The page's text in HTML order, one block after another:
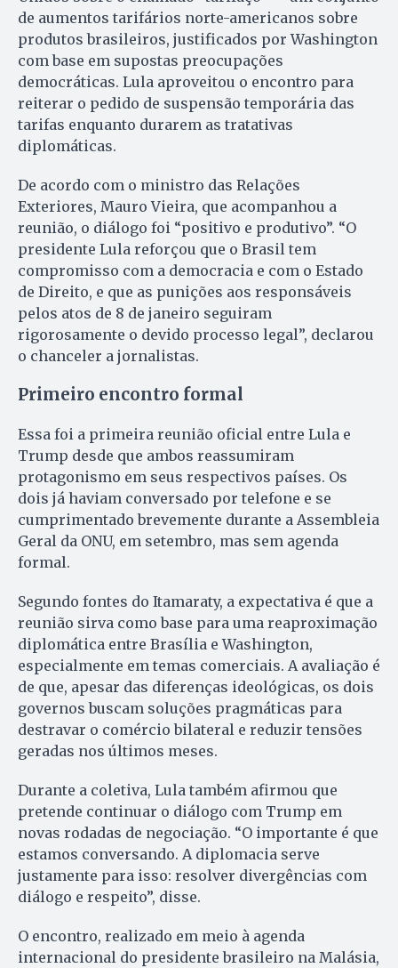
de aumentos tarifários norte-americanos sobre
produtos brasileiros, justificados por Washington
com base em supostas preocupações
democráticas. Lula aproveitou o encontro para
reiterar o pedido de suspensão temporária das
tarifas enquanto durarem as tratativas
diplomáticas.
De acordo com o ministro das Relações
Exteriores, Mauro Vieira, que acompanhou a
reunião, o diálogo foi “positivo e produtivo”. “O
presidente Lula reforçou que o Brasil tem
compromisso com a democracia e com o Estado
de Direito, e que as punições aos responsáveis
pelos atos de 8 de janeiro seguiram
rigorosamente o devido processo legal”, declarou
o chanceler a jornalistas.
Primeiro encontro formal
Essa foi a primeira reunião oficial entre Lula e
Trump desde que ambos reassumiram
protagonismo em seus respectivos países. Os
dois já haviam conversado por telefone e se
cumprimentado brevemente durante a Assembleia
Geral da ONU, em setembro, mas sem agenda
formal.
Segundo fontes do Itamaraty, a expectativa é que a
reunião sirva como base para uma reaproximação
diplomática entre Brasília e Washington,
especialmente em temas comerciais. A avaliação é
de que, apesar das diferenças ideológicas, os dois
governos buscam soluções pragmáticas para
destravar o comércio bilateral e reduzir tensões
geradas nos últimos meses.
Durante a coletiva, Lula também afirmou que
pretende continuar o diálogo com Trump em
novas rodadas de negociação. “O importante é que
estamos conversando. A diplomacia serve
justamente para isso: resolver divergências com
diálogo e respeito”, disse.
O encontro, realizado em meio à agenda
internacional do presidente brasileiro na Malásia,